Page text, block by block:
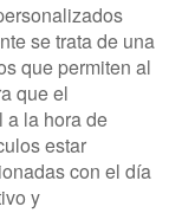
se trata de una
que permiten al
que el
a la hora de
estar
con el día
y